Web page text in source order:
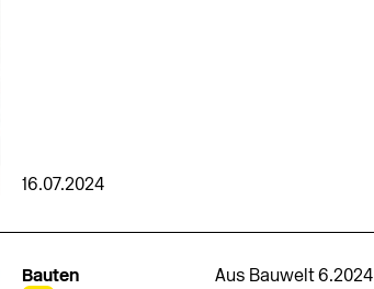
16.07.2024
Bauten Aus Bauwelt 6.2024